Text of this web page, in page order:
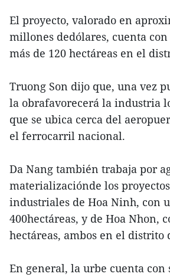
El proyecto, valorado en
millones dedólares, cuenta
más de 120 hectáreas en el
Truong Son dijo que, una vez
la obrafavorecerá la industria
que se ubica cerca del
el ferrocarril nacional.
Da Nang también trabaja por
materializaciónde los
industriales de Hoa Ninh, con
400hectáreas, y de Hoa Nhon,
hectáreas, ambos en el distrito
En general, la urbe cuenta con